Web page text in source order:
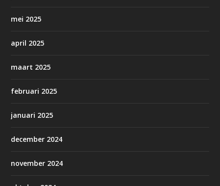
mei 2025
april 2025
maart 2025
februari 2025
januari 2025
december 2024
november 2024